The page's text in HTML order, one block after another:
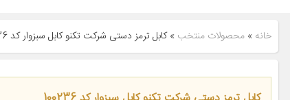
خانه » محصولات منتخب »کابل ترمز دستی شرکت تکنو کابل سبزوار کد 100236